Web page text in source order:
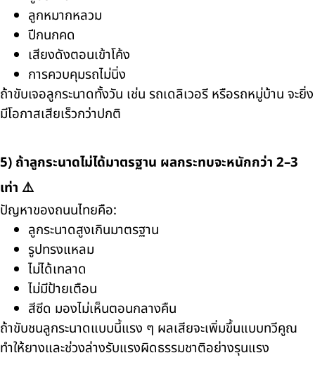
ลูกหมากหลวม
ปีกนกคด
เสียงดังตอนเข้าโค้ง
การควบคุมรถไม่นิ่ง
ถ้าขับเจอลูกระนาดทั้งวัน เช่น รถเดลิเวอรี หรือรถหมู่บ้าน จะยิ่ง
มีโอกาสเสียเร็วกว่าปกติ
5) ถ้าลูกระนาดไม่ได้มาตรฐาน ผลกระทบจะหนักกว่า 2–3
เท่า ⚠️
ปัญหาของถนนไทยคือ:
ลูกระนาดสูงเกินมาตรฐาน
รูปทรงแหลม
ไม่ได้เทลาด
ไม่มีป้ายเตือน
สีซีด มองไม่เห็นตอนกลางคืน
ถ้าขับชนลูกระนาดแบบนี้แรง ๆ ผลเสียจะเพิ่มขึ้นแบบทวีคูณ
ทำให้ยางและช่วงล่างรับแรงผิดธรรมชาติอย่างรุนแรง